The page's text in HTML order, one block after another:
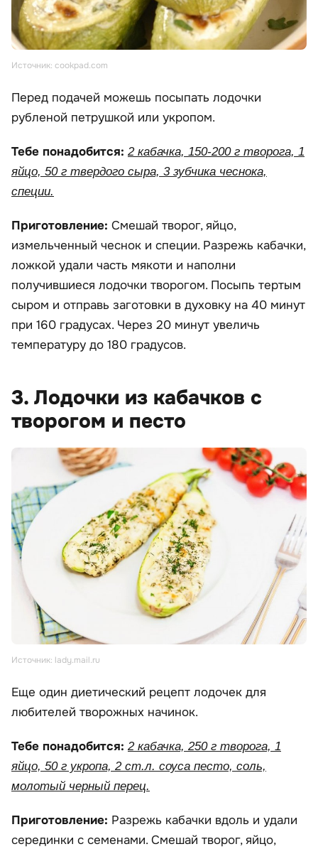
Источник: cookpad.com
Перед подачей можешь посыпать лодочки
рубленой петрушкой или укропом.
Тебе понадобится: 2 кабачка, 150-200 г творога, 1
яйцо, 50 г твердого сыра, 3 зубчика чеснока,
специи.
Приготовление: Смешай творог, яйцо,
измельченный чеснок и специи. Разрежь кабачки,
ложкой удали часть мякоти и наполни
получившиеся лодочки творогом. Посыпь тертым
сыром и отправь заготовки в духовку на 40 минут
при 160 градусах. Через 20 минут увеличь
температуру до 180 градусов.
3. Лодочки из кабачков с
творогом и песто
Источник: lady.mail.ru
Еще один диетический рецепт лодочек для
любителей творожных начинок.
Тебе понадобится: 2 кабачка, 250 г творога, 1
яйцо, 50 г укропа, 2 ст.л. соуса песто, соль,
молотый черный перец.
Приготовление: Разрежь кабачки вдоль и удали
серединки с семенами. Смешай творог, яйцо,